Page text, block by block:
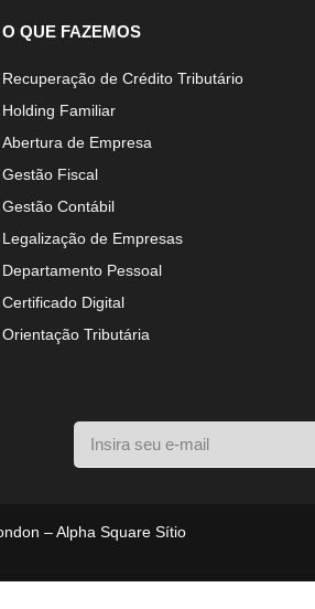
O QUE FAZEMOS
Recuperação de Crédito Tributário
Holding Familiar
Abertura de Empresa
Gestão Fiscal
Gestão Contábil
Legalização de Empresas
Departamento Pessoal
Certificado Digital
Orientação Tributária
– Alpha Square Sítio